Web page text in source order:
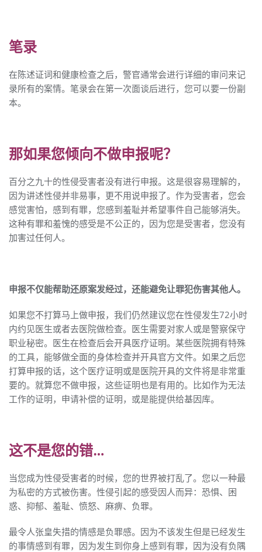
笔录
在陈述证词和健康检查之后，警官通常会进行详细的审问来记
录所有的案情。笔录会在第一次面谈后进行，您可以要一份副
本。
那如果您倾向不做申报呢？
百分之九十的性侵受害者没有进行申报。这是很容易理解的，
因为讲述性侵并非易事，更不用说申报了。作为受害者，您会
感觉害怕，感到有罪，您感到羞耻并希望事件自己能够消失。
这种有罪和羞愧的感受是不公正的，因为您是受害者，您没有
加害过任何人。
申报不仅能帮助还原案发经过，还能避免让罪犯伤害其他人。
如果您不打算马上做申报，我们仍然建议您在性侵发生72小时
内约见医生或者去医院做检查。医生需要对家人或是警察保守
职业秘密。医生在检查后会开具医疗证明。某些医院拥有特殊
的工具，能够做全面的身体检查并开具官方文件。如果之后您
打算申报的话，这个医疗证明或是医院开具的文件将是非常重
要的。就算您不做申报，这些证明也是有用的。比如作为无法
工作的证明，申请补偿的证明，或是能提供给基因库。
这不是您的错…
当您成为性侵受害者的时候，您的世界被打乱了。您以一种最
为私密的方式被伤害。性侵引起的感受因人而异：恐惧、困
惑、抑郁、羞耻、愤怒、麻痹、负罪。
最令人张皇失措的情感是负罪感。因为不该发生但是已经发生
的事情感到有罪，因为发生到你身上感到有罪，因为没有负隅